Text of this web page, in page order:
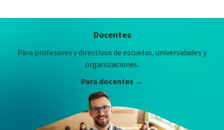
Docentes
Para profesores y directivos de escuelas, universidades y
organizaciones.
Para docentes →